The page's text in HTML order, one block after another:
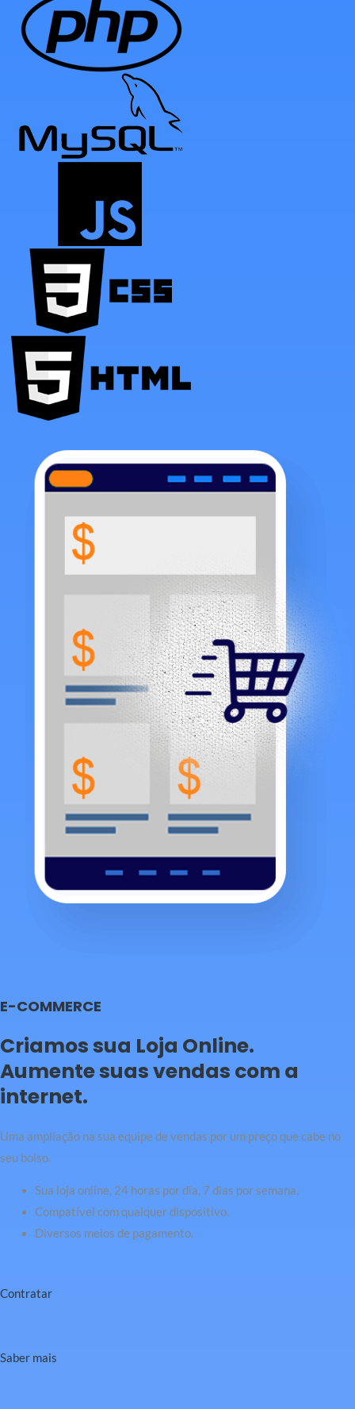
E-COMMERCE
Criamos sua Loja Online.
Aumente suas vendas com a
internet.
Uma ampliação na sua equipe de vendas por um preço que cabe no
seu bolso.
Sua loja online, 24 horas por dia, 7 dias por semana.
Compatível com qualquer dispositivo.
Diversos meios de pagamento.
Contratar
Saber mais